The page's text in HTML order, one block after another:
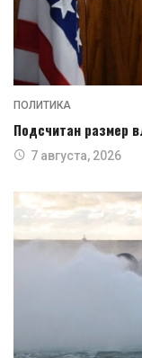
ПОЛИТИКА
Подсчитан размер
7 августа, 2026